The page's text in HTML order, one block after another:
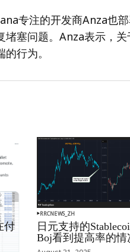
专注的开发商Anza也
堵塞问题。Anza表示，
的行为。
付
RRCNEWS_ZH
日元支持的
Boj看到提高率的